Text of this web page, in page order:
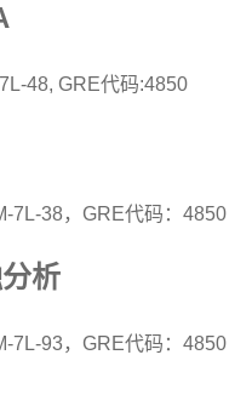
48, GRE代码:4850
7L-38，GRE代码：4850
析
7L-93，GRE代码：4850